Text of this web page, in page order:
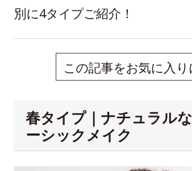
別に4タイプご紹介！
この記事をお気に入り
春タイプ｜ナチュラル
ーシックメイク